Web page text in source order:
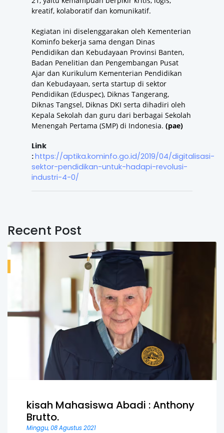
kreatif, kolaboratif dan komunikatif.
Kegiatan ini diselenggarakan oleh Kementerian
Kominfo bekerja sama dengan Dinas
Pendidikan dan Kebudayaan Provinsi Banten,
Badan Penelitian dan Pengembangan Pusat
Ajar dan Kurikulum Kementerian Pendidikan
dan Kebudayaan, serta startup di sektor
Pendidikan (Eduspec), Diknas Tangerang,
Diknas Tangsel, Diknas DKI serta dihadiri oleh
Kepala Sekolah dan guru dari berbagai Sekolah
Menengah Pertama (SMP) di Indonesia. (pae)
Link
:https://aptika.kominfo.go.id/2019/04/digitalisasi-
sektor-pendidikan-untuk-hadapi-revolusi-
industri-4-0/
Recent Post
kisah Mahasiswa Abadi : Anthony
Brutto.
Minggu, 08 Agustus 2021